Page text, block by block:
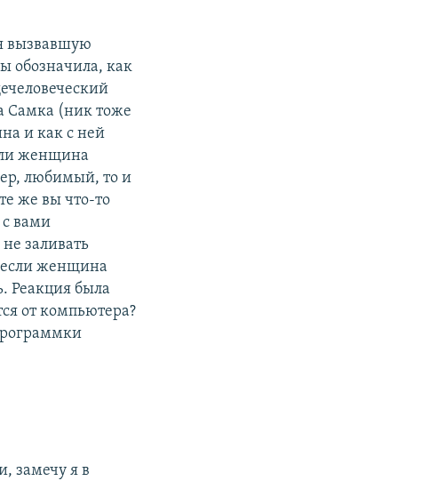
вызвавшую
обозначила, как
Самка (ник тоже
и как с ней
женщина
любимый, то и
же вы что-то
с вами
заливать
если женщина
Реакция была
от компьютера?
замечу я в